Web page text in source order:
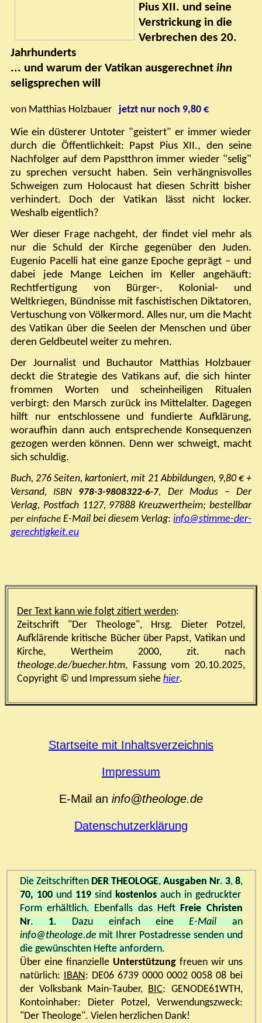
Pius XII. und seine
Verstrickung in die
Verbrechen des 20.
Jahrhunderts
... und warum der Vatikan ausgerechnet ihn
seligsprechen will
von Matthias Holzbauer jetzt nur noch 9,80 €
Wie ein düsterer Untoter "geistert" er immer wieder
durch die Öffentlichkeit: Papst Pius XII., den seine
Nachfolger auf dem Papstthron immer wieder "selig"
zu sprechen versucht haben. Sein verhängnisvolles
Schweigen zum Holocaust hat diesen Schritt bisher
verhindert. Doch der Vatikan lässt nicht locker.
Weshalb eigentlich?
Wer dieser Frage nachgeht, der findet viel mehr als
nur die Schuld der Kirche gegenüber den Juden.
Eugenio Pacelli hat eine ganze Epoche geprägt – und
dabei jede Mange Leichen im Keller angehäuft:
Rechtfertigung von Bürger-, Kolonial- und
Weltkriegen, Bündnisse mit faschistischen Diktatoren,
Vertuschung von Völkermord. Alles nur, um die Macht
des Vatikan über die Seelen der Menschen und über
deren Geldbeutel weiter zu mehren.
Der Journalist und Buchautor Matthias Holzbauer
deckt die Strategie des Vatikans auf, die sich hinter
frommen Worten und scheinheiligen Ritualen
verbirgt: den Marsch zurück ins Mittelalter. Dagegen
hilft nur entschlossene und fundierte Aufklärung,
woraufhin dann auch entsprechende Konsequenzen
gezogen werden können. Denn wer schweigt, macht
sich schuldig.
Buch, 276 Seiten, kartoniert, mit 21 Abbildungen, 9,80 € +
Versand,
ISBN 978-3-9808322-6-7,
Der Modus – Der
Verlag, Postfach 1127, 97888 Kreuzwertheim; bestellbar
per einfache E-Mail bei diesem Verlag: info@stimme-der-
gerechtigkeit.eu
Der Text kann wie folgt zitiert werden:
Zeitschrift "Der Theologe", Hrsg. Dieter Potzel,
Aufklärende kritische Bücher über Papst, Vatikan und
Kirche, Wertheim 2000, zit. nach
theologe.de/buecher.htm, Fassung vom 20.10.2025,
Copyright © und Impressum siehe hier.
Startseite mit Inhaltsverzeichnis
Impressum
E-Mail an info@theologe.de
Datenschutzerklärung
Die Zeitschriften DER THEOLOGE, Ausgaben Nr. 3,8,
70, 100 und 119 sind kostenlos auch in gedruckter
Form erhältlich. Ebenfalls das Heft Freie Christen
Nr. 1. Dazu einfach eineE-Mail an
info@theologe.de mit Ihrer Postadresse senden und
die gewünschten Hefte anfordern.
Über eine finanzielleUnterstützung freuen wir uns
natürlich: IBAN: DE06 6739 0000 0002 0058 08 bei
der Volksbank Main-Tauber, BIC: GENODE61WTH,
Kontoinhaber: Dieter Potzel, Verwendungszweck:
"Der Theologe". Vielen herzlichen Dank!